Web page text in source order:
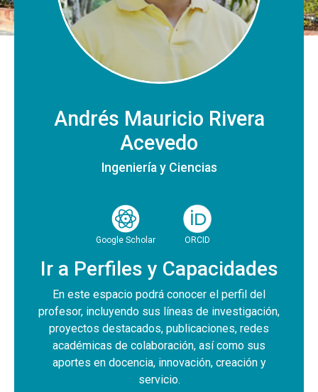
Andrés Mauricio Rivera
Acevedo
Ingeniería y Ciencias
Google Scholar ORCID
Ir a Perfiles y Capacidades
En este espacio podrá conocer el perfil del
profesor, incluyendo sus líneas de investigación,
proyectos destacados, publicaciones, redes
académicas de colaboración, así como sus
aportes en docencia, innovación, creación y
servicio.